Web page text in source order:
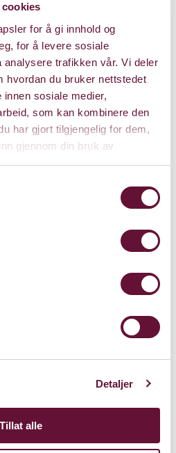
for å gi innhold og
for å levere sosiale
analysere trafikken vår. Vi deler
hvordan du bruker nettstedet
sosiale medier,
som kan kombinere den
har gjort tilgjengelig for dem,
gjennom din bruk av
Detaljer
Tillat alle
2025
er spilt